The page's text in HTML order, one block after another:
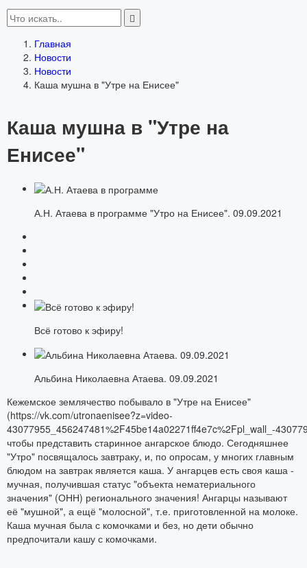
Главная
Новости
Новости
Каша мушна в "Утре на Енисее"
Каша мушна в "Утре на
Енисее"
А.Н. Атаева в программе "Утро на Енисее". 09.09.2021
Всё готово к эфиру!
Альбина Николаевна Атаева. 09.09.2021
Кежемское землячество побывало в "Утре на Енисее"
(https://vk.com/utronaenisee?z=video-
43077955_456247481%2F45be14a02271ff4e7c%2Fpl_wall_-
чтобы представить старинное ангарское блюдо. Сегодняшнее
"Утро" посвящалось завтраку, и, по опросам, у многих главным
блюдом на завтрак является каша. У ангарцев есть своя каша -
мучная, получившая статус "объекта нематериального
значения" (ОНН) регионального значения! Ангарцы называют
её "мушной", а ещё "молосной", т.е. приготовленной на молоке.
Каша мучная была с комочками и без, но дети обычно
предпочитали кашу с комочками.